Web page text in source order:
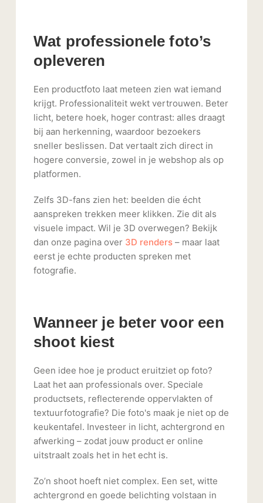
Wat professionele foto’s
opleveren
Een productfoto laat meteen zien wat iemand
krijgt. Professionaliteit wekt vertrouwen. Beter
licht, betere hoek, hoger contrast: alles draagt
bij aan herkenning, waardoor bezoekers
sneller beslissen. Dat vertaalt zich direct in
hogere conversie, zowel in je webshop als op
platformen.
Zelfs 3D-fans zien het: beelden die écht
aanspreken trekken meer klikken. Zie dit als
visuele impact. Wil je 3D overwegen? Bekijk
dan onze pagina over 3D renders– maar laat
eerst je echte producten spreken met
fotografie.
Wanneer je beter voor een
shoot kiest
Geen idee hoe je product eruitziet op foto?
Laat het aan professionals over. Speciale
productsets, reflecterende oppervlakten of
textuurfotografie? Die foto's maak je niet op de
keukentafel. Investeer in licht, achtergrond en
afwerking – zodat jouw product er online
uitstraalt zoals het in het echt is.
Zo’n shoot hoeft niet complex. Een set, witte
achtergrond en goede belichting volstaan in